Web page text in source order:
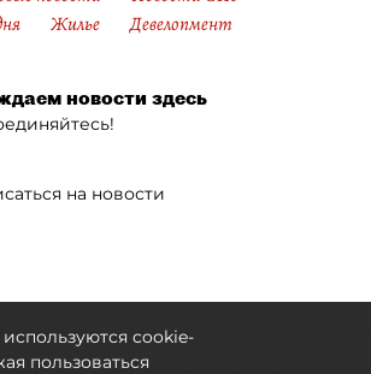
Жилье Девелопмент
новости здесь
на новости
cookie-
пользоваться